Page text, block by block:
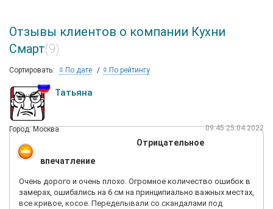
Отзывы клиентов о компании Кухни
Смарт(9)
Сортировать: По дате По рейтингу
Татьяна
Город: Москва 09:45 25.04.2022
Отрицательное
впечатление
Очень дорого и очень плохо. Огромное количество ошибок в
замерах, ошибались на 6 см на принципиально важных местах,
все кривое, косое. Переделывали со скандалами под